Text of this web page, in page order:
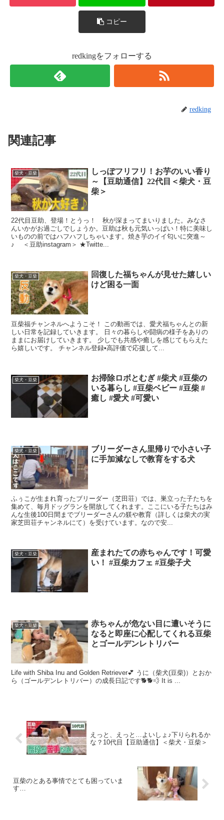
コピー
redkingをフォローする
redking
関連記事
柴犬・豆柴
しっぽフリフリ！お芋のいい香り
～【豆助通信】22代目＜柴犬・豆
柴＞
22代目豆助、登場！とうっ！ 秋が深まってまいりました。みなさ
んいかがお過ごしでしょうか。豆助は秋も元気いっぱい！特に美味し
いものの前ではハフハフしちゃいます。焼き芋のイイ匂いに突進～
♪ ＜⾖助instagram＞ ★Twitte...
柴犬・豆柴
回復した福ちゃんが見せた嬉しい
けど困る一面
豆柴福チャンネルへようこそ！ この動画では、愛犬福ちゃんとの新
しい日常を記録していきます。 日々の暮らしや闘病の様子をありの
ままにお届けしていきます。 少しでも共感や癒しを感じてもらえた
ら嬉しいです。 チャンネル登録•高評価で応援して...
柴犬・豆柴
お掃除ロボとむぎ #柴犬 #豆柴の
いる暮らし #豆柴ベビー #豆柴 #
癒し #愛犬 #可愛い
柴犬・豆柴
ブリーダーさん里帰りで小さい子
に手加減なしで教育をする犬
ふぅこが生まれ育ったブリーダー（芝田荘）では、巣立った子たちを
集めて、毎月ドッグランを開放してくれます。ここにいる子たちはみ
んな生後100日間までブリーダーさんの躾や教育（詳しくは柴犬の実
家芝田荘チャンネルにて）を受けています。なので安...
柴犬・豆柴
産まれたての赤ちゃんです！可愛
い！ #豆柴カフェ #豆柴子犬
柴犬・豆柴
赤ちゃんが危ない目に遭いそうに
なると即座に心配してくれる豆柴
とゴールデンレトリバー
Life with Shiba Inu and Golden Retriever💕 うに（柴犬(豆柴)）とおか
ら（ゴールデンレトリバー）の成長日記です🐕🐕💨 It is ...
えっと、えっと…よいしょ♪下りられるか
な？10代目【豆助通信】＜柴犬・豆柴＞
豆柴のとある事情でとても困っていま
す…